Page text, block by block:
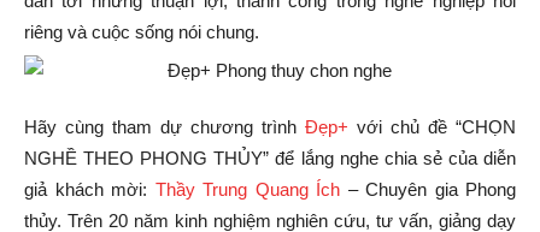
riêng và cuộc sống nói chung.
Hãy cùng tham dự chương trình Đẹp+ với chủ đề “CHỌN
NGHỀ THEO PHONG THỦY” để lắng nghe chia sẻ của diễn
giả khách mời: Thầy Trung Quang Ích – Chuyên gia Phong
thủy. Trên 20 năm kinh nghiệm nghiên cứu, tư vấn, giảng dạy